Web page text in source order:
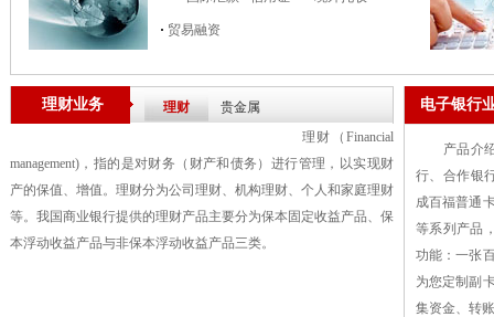
贸易融资
理财业务 理财
贵金属
理财（Financial
management)，指的是对财务（财产和债务）进行管理，以实现财
产的保值、增值。理财分为公司理财、机构理财、个人和家庭理财
等。我国商业银行提供的理财产品主要分为保本固定收益产品、保
本浮动收益产品与非保本浮动收益产品三类。
电子银行
产品介绍
行、合作银
成百福普通
等系列产品
功能：一张
为您定制副
集资金、转